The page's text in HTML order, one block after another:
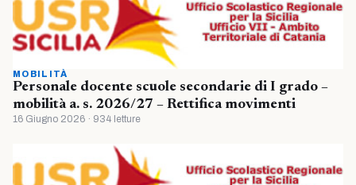
MOBILITÀ
Personale docente scuole secondarie di I grado –
mobilità a. s. 2026/27 – Rettifica movimenti
16 Giugno 2026 · 934 letture